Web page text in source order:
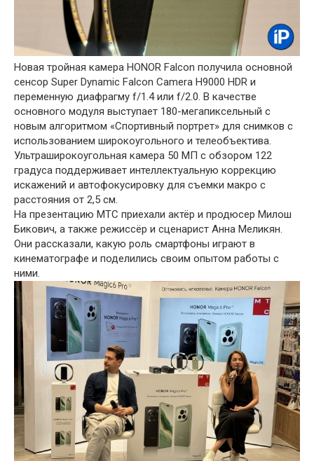
Новая тройная камера HONOR Falcon получила основной
сенсор Super Dynamic Falcon Camera H9000 HDR и
переменную диафрагму f/1.4 или f/2.0. В качестве
основного модуля выступает 180-мегапиксельный с
новым алгоритмом «Спортивный портрет» для снимков с
использованием широкоугольного и телеобъектива.
Ультраширокоугольная камера 50 МП с обзором 122
градуса поддерживает интеллектуальную коррекцию
искажений и автофокусировку для съемки макро с
расстояния от 2,5 см.
На презентацию МТС приехали актёр и продюсер Милош
Бикович, а также режиссёр и сценарист Анна Меликян.
Они рассказали, какую роль смартфоны играют в
кинематографе и поделились своим опытом работы с
ними.